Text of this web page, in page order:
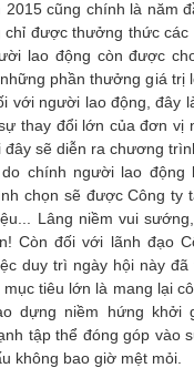
2015 cũng chính là năm
chỉ được thưởng thức các
lao động còn được
phần thưởng giá trị
với người lao động, đây
thay đổi lớn của đơn vị
sẽ diễn ra chương
chính người lao động
chọn sẽ được Công ty
Lâng niềm vui
Còn đối với lãnh đạo
duy trì ngày hội này
tiêu lớn là mang lại
dựng niềm hứng khởi
tập thể đóng góp vào
không bao giờ mệt mỏi.